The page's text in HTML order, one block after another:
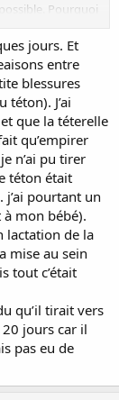
Pourquoi
un tas d'autre
y pense pas
mais c'est
le DAL,...
jours. Et
entre
blessures
J’ai
que la téterelle
qu’empirer
n’ai pu tirer
téton était
pourtant un
mon bébé).
lactation de la
mise au sein
tout c’était
qu’il tirait vers
jours car il
pas eu de